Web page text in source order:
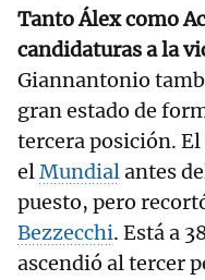
Tanto Álex como
candidaturas a la
Giannantonio
gran estado de
tercera posición.
elMundialantes
puesto, pero
Bezzecchi. Está a
ascendió al tercer